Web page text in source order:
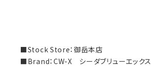
■Stock Store：御岳本店
■Brand：CW-X シーダブリューエックス